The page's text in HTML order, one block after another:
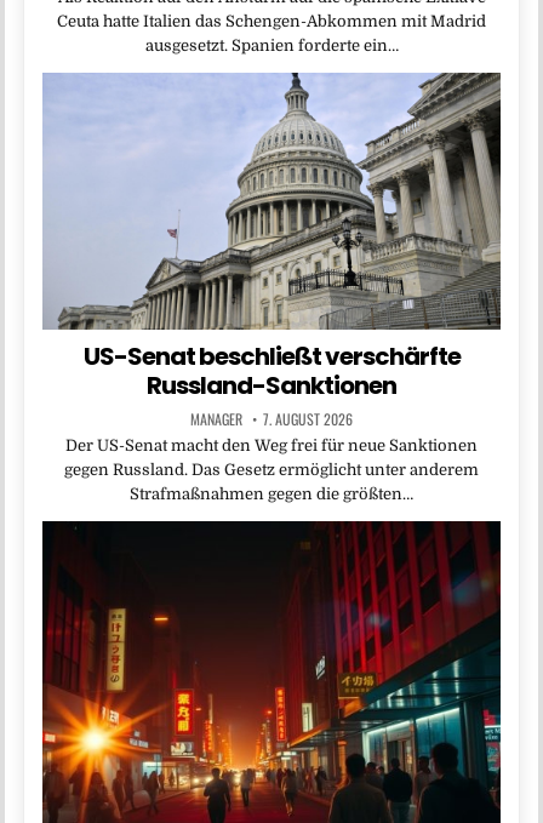
Ceuta hatte Italien das Schengen-Abkommen mit Madrid
ausgesetzt. Spanien forderte ein…
US-Senat beschließt verschärfte
Russland-Sanktionen
MANAGER 7. AUGUST 2026
Der US-Senat macht den Weg frei für neue Sanktionen
gegen Russland. Das Gesetz ermöglicht unter anderem
Strafmaßnahmen gegen die größten…